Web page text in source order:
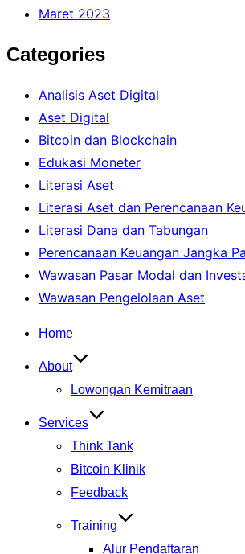
Maret 2023
Categories
Analisis Aset Digital
Aset Digital
Bitcoin dan Blockchain
Edukasi Moneter
Literasi Aset
Literasi Aset dan Perencanaan
Literasi Dana dan Tabungan
Perencanaan Keuangan Jangka
Wawasan Pasar Modal dan
Wawasan Pengelolaan Aset
Skip
content
Home
About
Lowongan Kemitraan
Services
Think Tank
Bitcoin Klinik
Feedback
Training
Alur Pendaftaran